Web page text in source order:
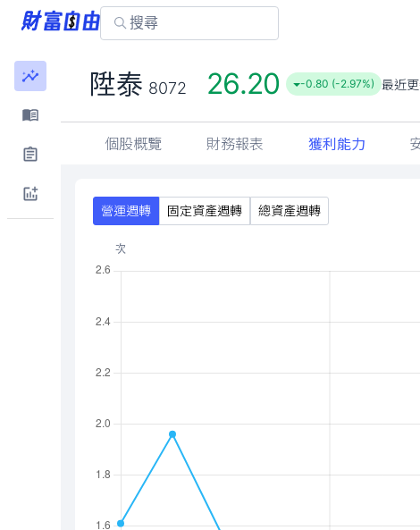
陞泰 8072 26.20 -0.80 (-2.97%) 最近更
個股概覽 財務報表 獲利能力
營運週轉 固定資產週轉 總資產週轉